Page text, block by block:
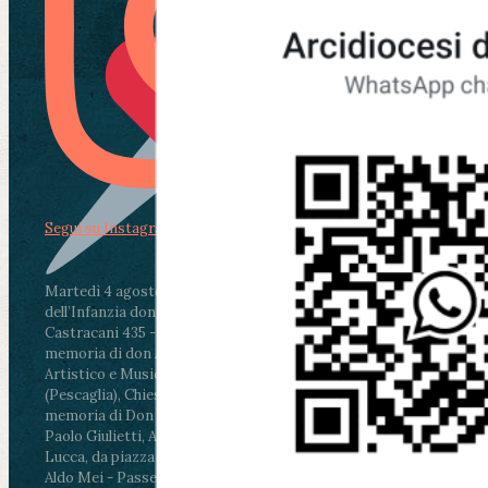
Martedì 4 agosto2026
ore 11:30 - Lucca, Scuola
dell’Infanzia don Aldo Mei - Viale Castruccio
Castracani 435 - Inaugurazione murales in
memoria di don Aldo Mei curato dal Liceo
Artistico e Musicale “Passaglia”
ore 18 - Fiano
(Pescaglia), Chiesa parrocchiale - Messa in
memoria di Don Aldo Mei celebrata da mons.
Paolo Giulietti, Arcivescovo di Lucca
ore 20.30 -
Lucca, da piazza San Michele al Cippo di don
Aldo Mei - Passeggiata della Memoria in alcuni
Segui su Instagram